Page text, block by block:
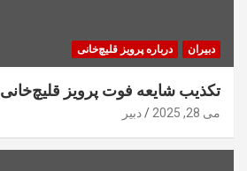
دبیران درباره پرویز قلیچ‌خانی
تکذیب شایعه فوت پرویز قلیچ‌خانی
می 28, 2025 دبیر